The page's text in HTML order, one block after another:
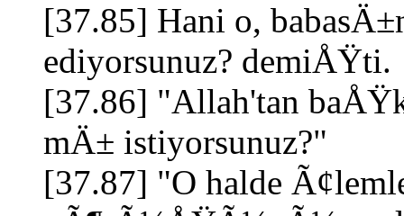
[37.85] Hani o,
ediyorsunuz? demiÅŸti.
[37.86] "Allah'tan
mÄ± istiyorsunuz?"
[37.87] "O halde